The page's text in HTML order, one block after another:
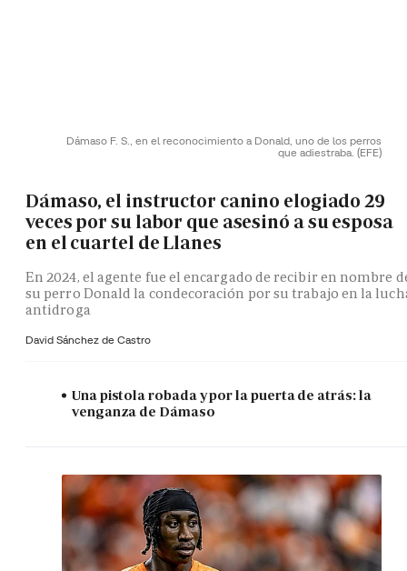
Dámaso F. S., en el reconocimiento a Donald, uno de los perros
que adiestraba. (EFE)
Dámaso, el instructor canino elogiado 29
veces por su labor que asesinó a su esposa
en el cuartel de Llanes
En 2024, el agente fue el encargado de recibir en nombre
su perro Donald la condecoración por su trabajo en la
antidroga
David Sánchez de Castro
Una pistola robada y por la puerta de atrás: la
venganza de Dámaso